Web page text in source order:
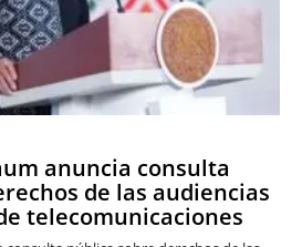
anuncia consulta
de las audiencias
telecomunicaciones